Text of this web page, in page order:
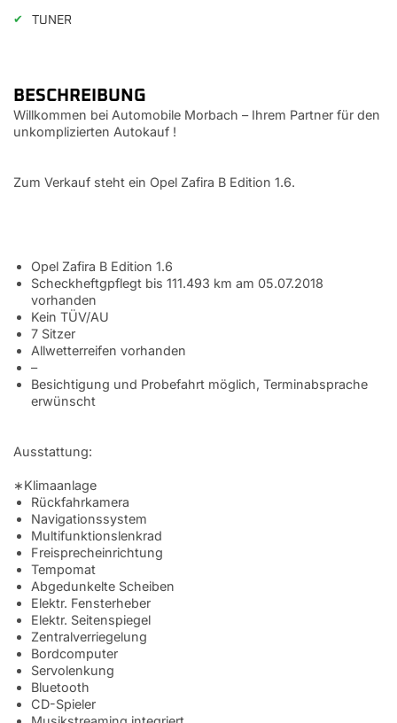
✔ TUNER
BESCHREIBUNG
Willkommen bei Automobile Morbach – Ihrem Partner für den
unkomplizierten Autokauf !
Zum Verkauf steht ein Opel Zafira B Edition 1.6.
Opel Zafira B Edition 1.6
Scheckheftgpflegt bis 111.493 km am 05.07.2018
vorhanden
Kein TÜV/AU
7 Sitzer
Allwetterreifen vorhanden
–
Besichtigung und Probefahrt möglich, Terminabsprache
erwünscht
Ausstattung:
∗Klimaanlage
Rückfahrkamera
Navigationssystem
Multifunktionslenkrad
Freisprecheinrichtung
Tempomat
Abgedunkelte Scheiben
Elektr. Fensterheber
Elektr. Seitenspiegel
Zentralverriegelung
Bordcomputer
Servolenkung
Bluetooth
CD-Spieler